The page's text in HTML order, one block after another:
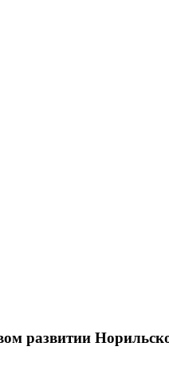
развитии